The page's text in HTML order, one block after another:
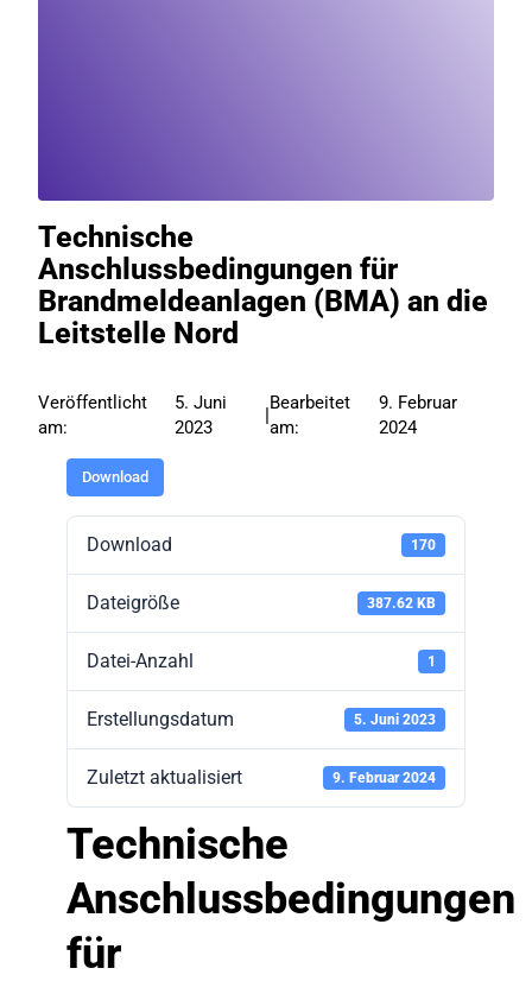
Technische
Anschlussbedingungen für
Brandmeldeanlagen (BMA) an die
Leitstelle Nord
Veröffentlicht
am:
5. Juni
2023
|
Bearbeitet
am:
9. Februar
2024
Download
Download 170
Dateigröße 387.62 KB
Datei-Anzahl 1
Erstellungsdatum 5. Juni 2023
Zuletzt aktualisiert 9. Februar 2024
Technische
Anschlussbedingungen
für